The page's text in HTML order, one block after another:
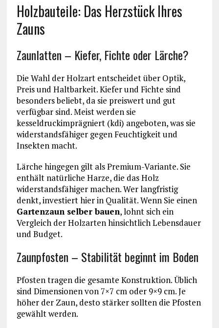
Holzbauteile: Das Herzstück Ihres
Zauns
Zaunlatten – Kiefer, Fichte oder Lärche?
Die Wahl der Holzart entscheidet über Optik,
Preis und Haltbarkeit. Kiefer und Fichte sind
besonders beliebt, da sie preiswert und gut
verfügbar sind. Meist werden sie
kesseldruckimprägniert (kdi) angeboten, was sie
widerstandsfähiger gegen Feuchtigkeit und
Insekten macht.
Lärche hingegen gilt als Premium-Variante. Sie
enthält natürliche Harze, die das Holz
widerstandsfähiger machen. Wer langfristig
denkt, investiert hier in Qualität. Wenn Sie einen
Gartenzaun selber bauen, lohnt sich ein
Vergleich der Holzarten hinsichtlich Lebensdauer
und Budget.
Zaunpfosten – Stabilität beginnt im Boden
Pfosten tragen die gesamte Konstruktion. Üblich
sind Dimensionen von 7×7 cm oder 9×9 cm. Je
höher der Zaun, desto stärker sollten die Pfosten
gewählt werden.